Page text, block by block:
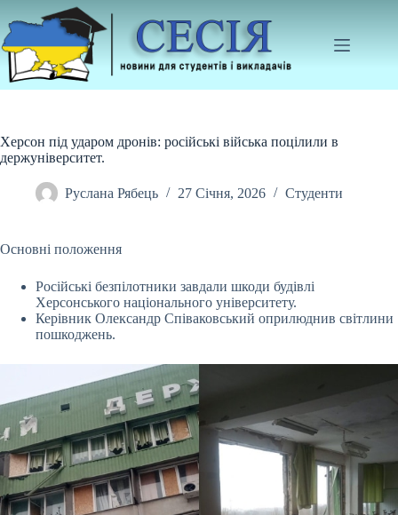
до
вмісту
Херсон під ударом дронів: російські війська поцілили в
держуніверситет.
Руслана Рябець 27 Січня, 2026 Студенти
Основні положення
Російські безпілотники завдали шкоди будівлі
Херсонського національного університету.
Керівник Олександр Співаковський оприлюднив світлини
пошкоджень.